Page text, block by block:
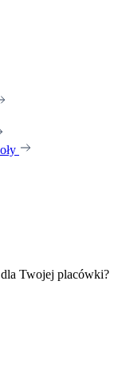
Twojej placówki?